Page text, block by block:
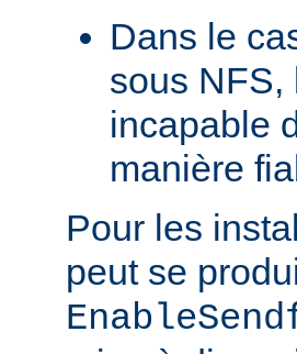
Dans le
sous NFS,
incapable
manière
Pour les
peut se